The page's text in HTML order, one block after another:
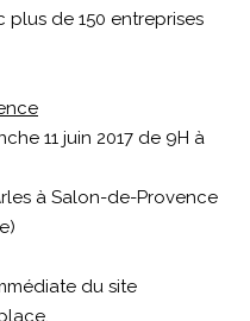
de 150 entreprises
11 juin 2017 de 9H à
à Salon-de-Provence
du site